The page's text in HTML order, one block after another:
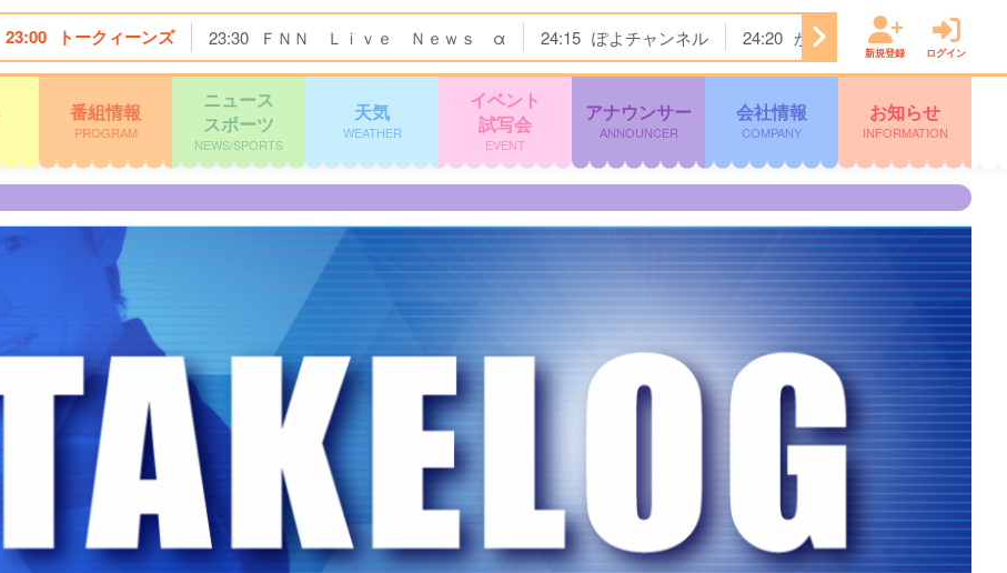
23:00 トークィーンズ 23:30 ＦＮＮ Ｌｉｖｅ Ｎｅｗｓ α 24:15 ぽよチャンネル 24:20 かまいたちの机上の空論城
新規登録 ログイン
番組情報
PROGRAM
ニュース
スポーツ
NEWS/SPORTS
天気
WEATHER
イベント
試写会
EVENT
アナウンサー
ANNOUNCER
会社情報
COMPANY
お知らせ
INFORMATION